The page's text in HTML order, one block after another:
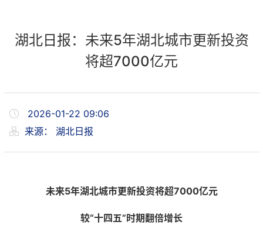
湖北日报：未来5年湖北城市更新投资
将超7000亿元
2026-01-22 09:06
来源： 湖北日报
未来5年湖北城市更新投资将超7000亿元
较“十四五”时期翻倍增长